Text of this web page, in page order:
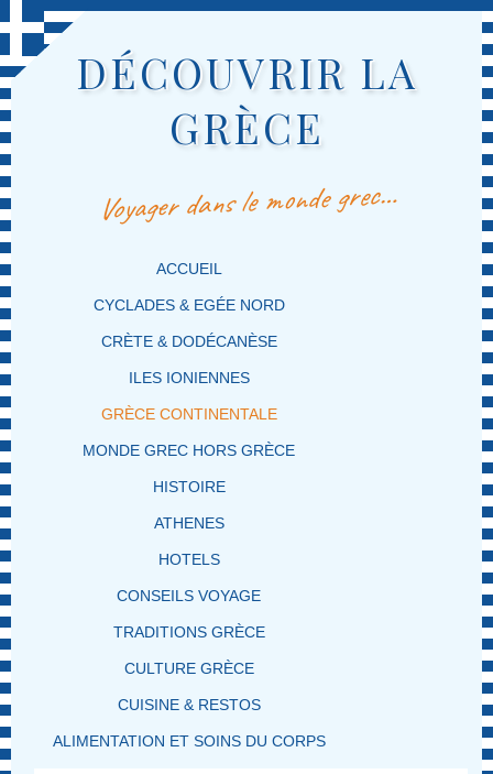
DÉCOUVRIR LA
GRÈCE
Voyager dans le monde grec…
MENU PRINCIPAL
MASQUER LA NAVIGATION PRINCIPALE
MASQUER LA NAVIGATION SECONDAIRE
ACCUEIL
CYCLADES & EGÉE NORD
CRÈTE & DODÉCANÈSE
ILES IONIENNES
GRÈCE CONTINENTALE
MONDE GREC HORS GRÈCE
HISTOIRE
ATHENES
HOTELS
CONSEILS VOYAGE
TRADITIONS GRÈCE
CULTURE GRÈCE
CUISINE & RESTOS
ALIMENTATION ET SOINS DU CORPS